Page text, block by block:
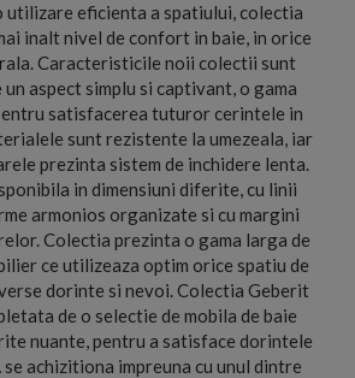
eficienta a spatiului, colectia
inalt nivel de confort in baie, in orice
Caracteristicile noii colectii sunt
aspect simplu si captivant, o gama
satisfacerea tuturor cerintele in
sunt rezistente la umezeala, iar
prezinta sistem de inchidere lenta.
in dimensiuni diferite, cu linii
armonios organizate si cu margini
Colectia prezinta o gama larga de
ce utilizeaza optim orice spatiu de
dorinte si nevoi. Colectia Geberit
de o selectie de mobila de baie
nuante, pentru a satisface dorintele
achizitiona impreuna cu unul dintre